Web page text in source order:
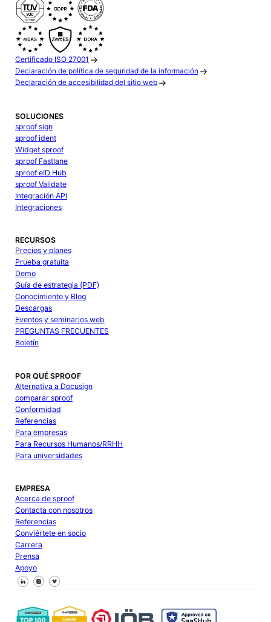
Certificado ISO 27001
Declaración de política de seguridad de la información
Declaración de accesibilidad del sitio web
SOLUCIONES
sproof sign
sproof ident
Widget sproof
sproof Fastlane
sproof eID Hub
sproof Validate
Integración API
Integraciones
RECURSOS
Precios y planes
Prueba gratuita
Demo
Guía de estrategia (PDF)
Conocimiento y Blog
Descargas
Eventos y seminarios web
PREGUNTAS FRECUENTES
Boletín
POR QUÉ SPROOF
Alternativa a Docusign
comparar sproof
Conformidad
Referencias
Para empresas
Para Recursos Humanos/RRHH
Para universidades
EMPRESA
Acerca de sproof
Contacta con nosotros
Referencias
Conviértete en socio
Carrera
Prensa
Apoyo
Síguenos en Facebook
Síguenos en X
Síguenos en LinkedIn